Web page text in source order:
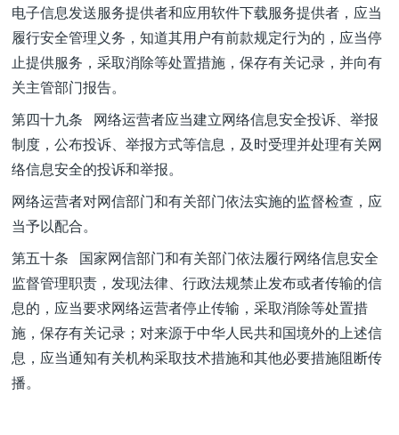
电子信息发送服务提供者和应用软件下载服务提供者，应当
履行安全管理义务，知道其用户有前款规定行为的，应当停
止提供服务，采取消除等处置措施，保存有关记录，并向有
关主管部门报告。
第四十九条 网络运营者应当建立网络信息安全投诉、举报
制度，公布投诉、举报方式等信息，及时受理并处理有关网
络信息安全的投诉和举报。
网络运营者对网信部门和有关部门依法实施的监督检查，应
当予以配合。
第五十条 国家网信部门和有关部门依法履行网络信息安全
监督管理职责，发现法律、行政法规禁止发布或者传输的信
息的，应当要求网络运营者停止传输，采取消除等处置措
施，保存有关记录；对来源于中华人民共和国境外的上述信
息，应当通知有关机构采取技术措施和其他必要措施阻断传
播。